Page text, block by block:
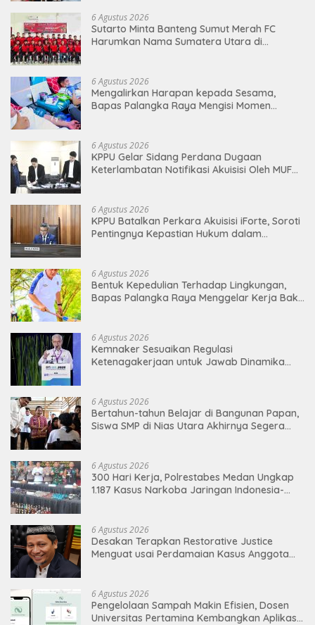
6 Agustus 2026
Sutarto Minta Banteng Sumut Merah FC
Harumkan Nama Sumatera Utara di
6 Agustus 2026
Mengalirkan Harapan kepada Sesama,
Bapas Palangka Raya Mengisi Momen
6 Agustus 2026
KPPU Gelar Sidang Perdana Dugaan
Keterlambatan Notifikasi Akuisisi Oleh MUFG
6 Agustus 2026
KPPU Batalkan Perkara Akuisisi iForte, Soroti
Pentingnya Kepastian Hukum dalam
6 Agustus 2026
Bentuk Kepedulian Terhadap Lingkungan,
Bapas Palangka Raya Menggelar Kerja Bakti
6 Agustus 2026
Kemnaker Sesuaikan Regulasi
Ketenagakerjaan untuk Jawab Dinamika
6 Agustus 2026
Bertahun-tahun Belajar di Bangunan Papan,
Siswa SMP di Nias Utara Akhirnya Segera
6 Agustus 2026
300 Hari Kerja, Polrestabes Medan Ungkap
1.187 Kasus Narkoba Jaringan Indonesia-
6 Agustus 2026
Desakan Terapkan Restorative Justice
Menguat usai Perdamaian Kasus Anggota
6 Agustus 2026
Pengelolaan Sampah Makin Efisien, Dosen
Universitas Pertamina Kembangkan Aplikasi